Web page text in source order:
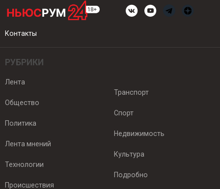
Контакты
РУБРИКИ
Лента
Общество
Политика
Лента мнений
Технологии
Происшествия
Транспорт
Спорт
Недвижимость
Культура
Подробно